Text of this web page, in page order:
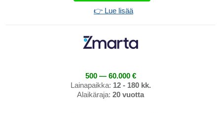
👉 Lue lisää
500 — 60.000 €
Lainapaikka: 12 - 180 kk.
Alaikäraja: 20 vuotta